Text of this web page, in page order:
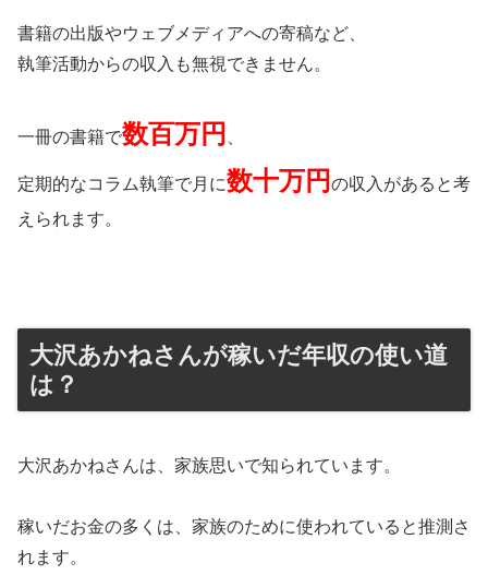
書籍の出版やウェブメディアへの寄稿など、
執筆活動からの収入も無視できません。
一冊の書籍で数百万円
定期的なコラム執筆で月に数十万円 の収入があると考
えられます。
大沢あかねさんが稼いだ年収の使い道
は？
大沢あかねさんは、家族思いで知られています。
稼いだお金の多くは、家族のために使われていると推測さ
れます。